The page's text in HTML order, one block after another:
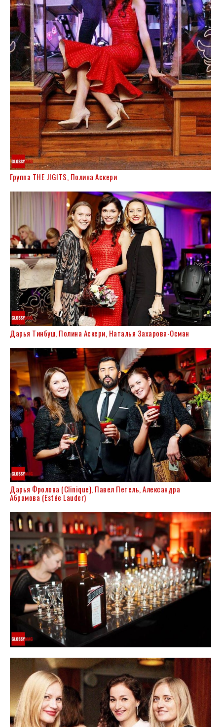
Группа THE JIGITS, Полина Аскери
Дарья Тинбуш, Полина Аскери, Наталья Захарова-Осман
Дарья Фролова (Clinique), Павел Петель, Александра
Абрамова (Estée Lauder)